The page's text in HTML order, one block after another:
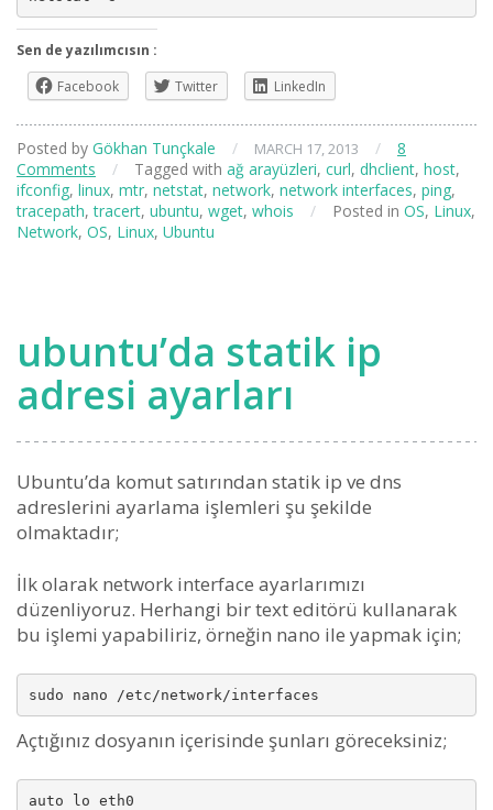
Sen de yazılımcısın :
Facebook
Twitter LinkedIn
Posted by Gökhan Tunçkale / MARCH 17, 2013 /
8
Comments
/ Tagged with ağ arayüzleri, curl, dhclient, host,
ifconfig, linux, mtr, netstat, network, network interfaces, ping,
tracepath, tracert, ubuntu, wget, whois / Posted in OS, Linux,
Network, OS, Linux, Ubuntu
ubuntu’da statik ip
adresi ayarları
Ubuntu’da komut satırından statik ip ve dns
adreslerini ayarlama işlemleri şu şekilde
olmaktadır;
İlk olarak network interface ayarlarımızı
düzenliyoruz. Herhangi bir text editörü kullanarak
bu işlemi yapabiliriz, örneğin nano ile yapmak için;
Açtığınız dosyanın içerisinde şunları göreceksiniz;
auto lo eth0